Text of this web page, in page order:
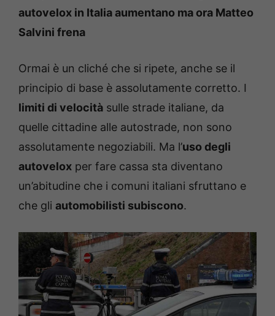
autovelox in Italia aumentano ma ora Matteo
Salvini frena
Ormai è un cliché che si ripete, anche se il
principio di base è assolutamente corretto. I
limiti di velocità sulle strade italiane, da
quelle cittadine alle autostrade, non sono
assolutamente negoziabili. Ma l’uso degli
autovelox per fare cassa sta diventano
un’abitudine che i comuni italiani sfruttano e
che gli automobilisti subiscono.